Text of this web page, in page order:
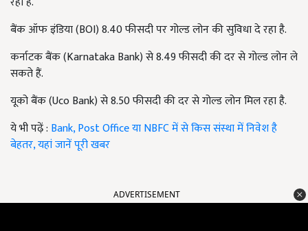
बैंक ऑफ इंडिया (BOI) 8.40फीसदी पर गोल्ड लोन की सुविधा दे रहा है.
कर्नाटक बैंक (Karnataka Bank) से 8.49फीसदी की दर से गोल्ड लोन ले
सकते हैं.
यूको बैंक (Uco Bank) से 8.50फीसदी की दर से गोल्ड लोन मिल रहा है.
ये भी पढ़ें : Bank, Post Office या NBFC में से किस संस्था में निवेश है
बेहतर, यहां जानें पूरी खबर
ADVERTISEMENT